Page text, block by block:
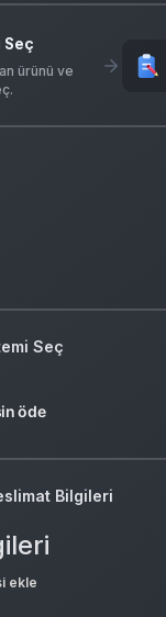
Seç
ürünü ve
Seç
öde
Bilgileri
ekle